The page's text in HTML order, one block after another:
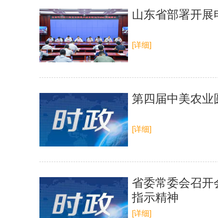
山东省部署开
[详细]
第四届中美农业
[详细]
省委常委会召
指示精神
[详细]